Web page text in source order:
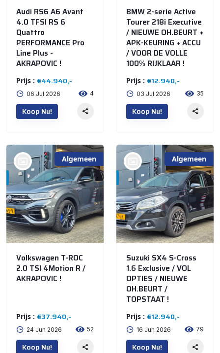
Audi RS6 A6 Avant
4.0 TFSI RS 6
Quattro
PERFORMANCE Pro
Line Plus -
AKRAPOVIC !
Prijs : €44.940,-
06 Jul 2026 4
Koop Nu!
BMW 2-serie Active
Tourer 218i Executive
/ NIEUWE OH.BEURT +
APK-KEURING + ACCU
/ VOOR DE VOLLE
100% RIJKLAAR !
Prijs : €12.940,-
03 Jul 2026 35
Koop Nu!
Algemeen
Volkswagen T-ROC
2.0 TSI 4Motion R /
AKRAPOVIC !
Prijs : €37.940,-
24 Jun 2026 52
Koop Nu!
Algemeen
Suzuki SX4 S-Cross
1.6 Exclusive / VOL
OPTIES / NIEUWE
OH.BEURT /
TOPSTAAT !
Prijs : €12.940,-
16 Jun 2026 79
Koop Nu!